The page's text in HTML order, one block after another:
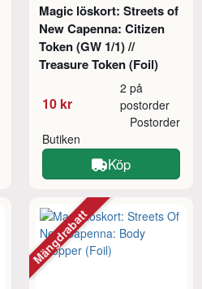
Magic löskort: Streets of
New Capenna: Citizen
Token (GW 1/1) //
Treasure Token (Foil)
10 kr
2 på
postorder
Butiken
Postorder
Köp
Mängdrabatt